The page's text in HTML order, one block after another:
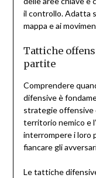
il controllo. Adatta
mappa e ai
Tattiche
partite
Comprendere
difensive è
strategie offensive
territorio nemico e
interrompere i loro
fiancare gli
Le tattiche